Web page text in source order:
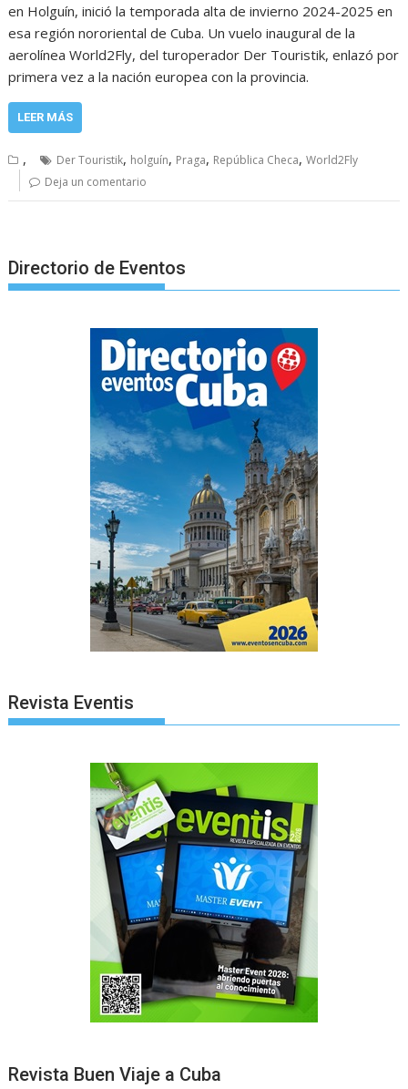
en Holguín, inició la temporada alta de invierno 2024-2025 en
esa región nororiental de Cuba. Un vuelo inaugural de la
aerolínea World2Fly, del turoperador Der Touristik, enlazó por
primera vez a la nación europea con la provincia.
LEER MÁS
, Der Touristik, holguín, Praga, República Checa,World2Fly
Deja un comentario
Directorio de Eventos
Revista Eventis
Revista Buen Viaje a Cuba